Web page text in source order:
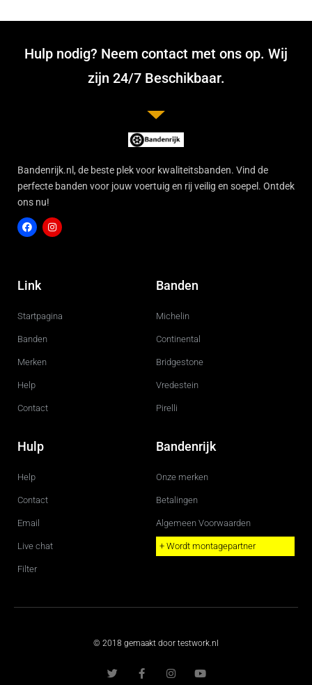
Hulp nodig? Neem contact met ons op. Wij
zijn 24/7 Beschikbaar.
Bandenrijk.nl, de beste plek voor kwaliteitsbanden. Vind de
perfecte banden voor jouw voertuig en rij veilig en soepel. Ontdek
ons nu!
c
e
o
g
r
Link
Startpagina
Banden
Merken
Help
Contact
Banden
Michelin
Continental
Bridgestone
Vredestein
Pirelli
Hulp
Help
Contact
Email
Live chat
Filter
Bandenrijk
Onze merken
Betalingen
Algemeen Voorwaarden
+ Wordt montagepartner
© 2018 gemaakt door testwork.nl
w
i
a
c
n
s
o
u